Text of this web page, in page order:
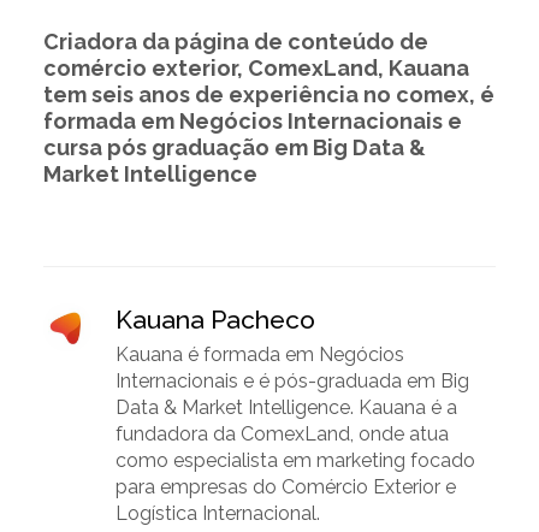
Criadora da página de conteúdo de
comércio exterior, ComexLand, Kauana
tem seis anos de experiência no comex, é
formada em Negócios Internacionais e
cursa pós graduação em Big Data &
Market Intelligence
Kauana Pacheco
Kauana é formada em Negócios
Internacionais e é pós-graduada em Big
Data & Market Intelligence. Kauana é a
fundadora da ComexLand, onde atua
como especialista em marketing focado
para empresas do Comércio Exterior e
Logística Internacional.